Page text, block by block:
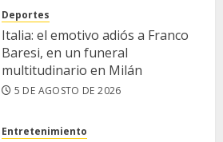
Deportes
Italia: el emotivo adiós a Franco
Baresi, en un funeral
multitudinario en Milán
5 DE AGOSTO DE 2026
Entretenimiento